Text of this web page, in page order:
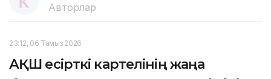
Авторлар
23:12, 06 Тамыз 2026
АҚШ есірткі картелінің жаңа